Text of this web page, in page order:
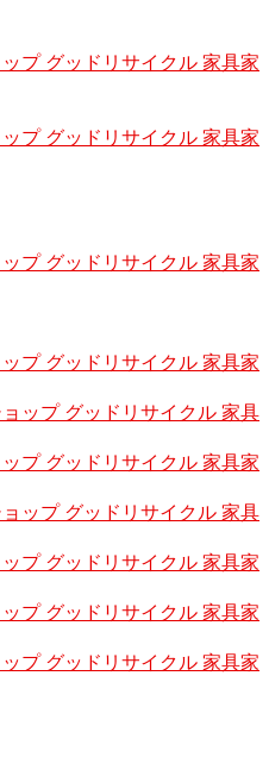
プ グッドリサイクル 家具家
プ グッドリサイクル 家具家
プ グッドリサイクル 家具家
プ グッドリサイクル 家具家
ップ グッドリサイクル 家具
プ グッドリサイクル 家具家
ップ グッドリサイクル 家具
プ グッドリサイクル 家具家
プ グッドリサイクル 家具家
プ グッドリサイクル 家具家